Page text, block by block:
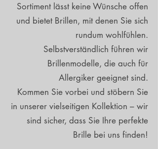
Sortiment lässt keine Wünsche offen
und bietet Brillen, mit denen Sie sich
rundum wohlfühlen.
Selbstverständlich führen wir
Brillenmodelle, die auch für
Allergiker geeignet sind.
Kommen Sie vorbei und stöbern Sie
in unserer vielseitigen Kollektion – wir
sind sicher, dass Sie Ihre perfekte
Brille bei uns finden!